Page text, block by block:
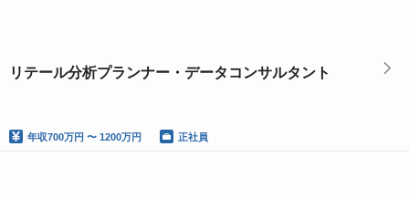
リテール分析プランナー・データコンサルタント
年収700万円 〜 1200万円 正社員